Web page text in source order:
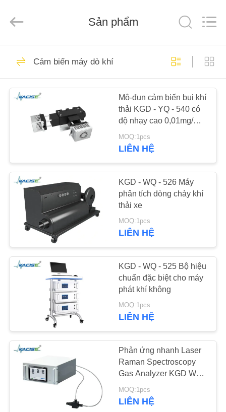
NHÀ
SẢN
PHẨM
VIDEO
VỀ
CHÚNG
TÔI
THAM
QUAN
NHÀ
SOÁT
CHẤT
LƯỢNG
Xi'an
Kacise
All
Reserved.
Cảm biến chất
lượng nước
632
Cảm biến áp suất
chính xác
802
Máy đo nồng độ
chất lỏng
939
Máy phát tín hiệu
187
Sản phẩm
Cảm biến máy dò khí
Mô-đun cảm biến bụi khí
thải KGD - YQ - 540 có
độ nhạy cao 0,01mg/m³
Thiết kế mô-đun và
phạm vi cực thấp
MOQ:1pcs
LIÊN HỆ
KGD - WQ - 526 Máy
phân tích dòng chảy khí
thải xe
MOQ:1pcs
LIÊN HỆ
KGD - WQ - 525 Bộ hiệu
chuẩn đặc biệt cho máy
phát khí không
MOQ:1pcs
LIÊN HỆ
Phản ứng nhanh Laser
Raman Spectroscopy
Gas Analyzer KGD WQ
523 với điện áp đầu vào
50 60Hz tiêu chuẩn
MOQ:1pcs
LIÊN HỆ